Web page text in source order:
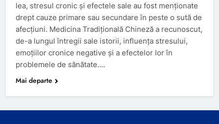
lea, stresul cronic şi efectele sale au fost menţionate
drept cauze primare sau secundare în peste o sută de
afecţiuni. Medicina Tradiţională Chineză a recunoscut,
de-a lungul întregii sale istorii, influenţa stresului,
emoţiilor cronice negative şi a efectelor lor în
problemele de sănătate….
Mai departe